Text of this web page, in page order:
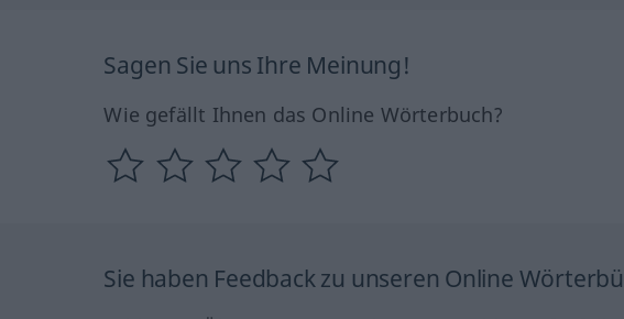
Sagen Sie uns Ihre Meinung!
Wie gefällt Ihnen das Online Wörterbuch?
Sie haben Feedback zu unseren Online